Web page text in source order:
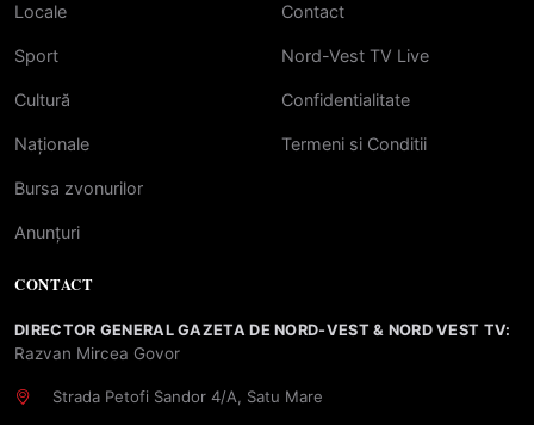
Locale
Sport
Cultură
Naționale
Bursa zvonurilor
Anunțuri
Contact
Nord-Vest TV Live
Confidentialitate
Termeni si Conditii
CONTACT
DIRECTOR GENERAL GAZETA DE NORD-VEST & NORD VEST TV:
Razvan Mircea Govor
Strada Petofi Sandor 4/A, Satu Mare